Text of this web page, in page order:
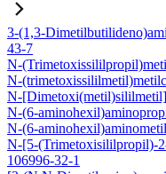
3-(1,3-
43-7
N-
N-
N-
N-(6-
N-(6-
N-[5-(Trimetoxisililpropil)-
106996-32-1